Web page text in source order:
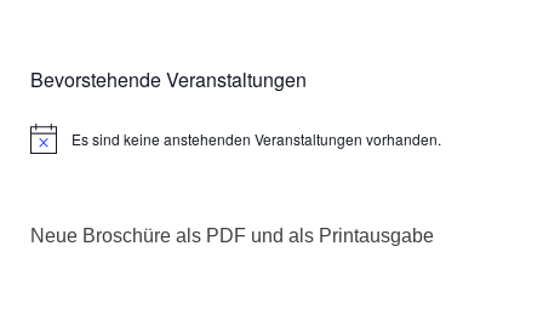
Bevorstehende Veranstaltungen
HinweisEs sind keine anstehenden Veranstaltungen vorhanden.
Neue Broschüre als PDF und als Printausgabe